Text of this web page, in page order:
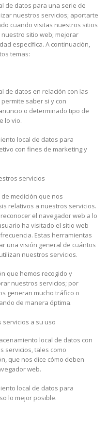
de datos para una serie de
nuestros servicios; aportarte
cuando visitas nuestros sitios
sitio web; mejorar
específica. A continuación,
temas:
de datos en relación con las
saber si y con
o determinado tipo de
lo vio.
local de datos para
con fines de marketing y
servicios
medición que nos
relativos a nuestros servicios.
el navegador web a lo
ha visitado el sitio web
Estas herramientas
una visión general de cuántos
nuestros servicios.
que hemos recogido y
nuestros servicios; por
generan mucho tráfico o
de manera óptima.
servicios a su uso
local de datos con
servicios, tales como
que nos dice cómo deben
web.
local de datos para
lo mejor posible.